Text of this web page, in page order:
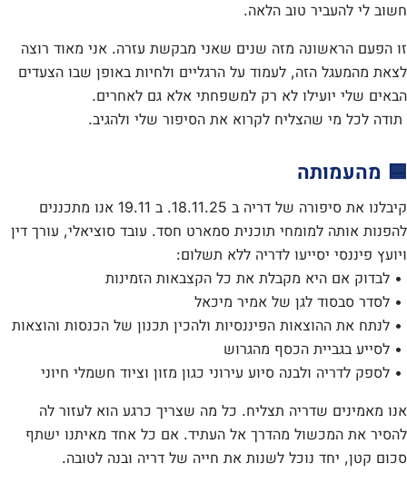
חשוב לי להעביר טוב הלאה.
זו הפעם הראשונה מזה שנים שאני מבקשת עזרה. אני מאוד רוצה
לצאת מהמעגל הזה, לעמוד על הרגליים ולחיות באופן שבו הצעדים
הבאים שלי יועילו לא רק למשפחתי אלא גם לאחרים.
תודה לכל מי שהצליח לקרוא את הסיפור שלי ולהגיב.
מהעמותה
קיבלנו את סיפורה של דריה ב 18.11.25. ב 19.11 אנו מתכננים
להפנות אותה למומחי תוכנית סמארט חסד. עובד סוציאלי, עורך דין
ויועץ פיננסי יסייעו לדריה ללא תשלום:
• לבדוק אם היא מקבלת את כל הקצבאות הזמינות
• לסדר סבסוד לגן של אמיר מיכאל
• לנתח את ההוצאות הפיננסיות ולהכין תכנון של הכנסות והוצאות
• לסייע בגביית הכסף מהגרוש
• לספק לדריה ולבנה סיוע עירוני כגון מזון וציוד חשמלי חיוני
אנו מאמינים שדריה תצליח. כל מה שצריך כרגע הוא לעזור לה
להסיר את המכשול מהדרך אל העתיד. אם כל אחד מאיתנו ישתף
סכום קטן, יחד נוכל לשנות את חייה של דריה ובנה לטובה.